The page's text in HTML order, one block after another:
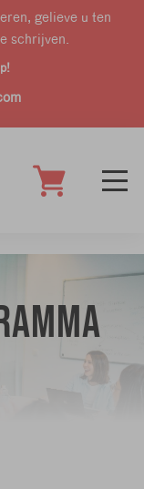
gelieve u ten
schrijven.